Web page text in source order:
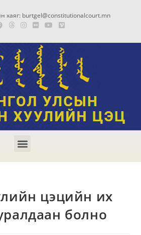
хаяг: burtgel@constitutionalcourt.mn
цэцийн их
болно